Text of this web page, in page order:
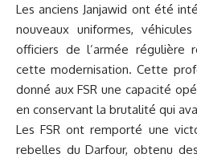
Les anciens Janjawid ont été
nouveaux uniformes,
officiers de l’armée régulière
cette modernisation. Cette
donné aux FSR une capacité
en conservant la brutalité qui
Les FSR ont remporté une
rebelles du Darfour, obtenu